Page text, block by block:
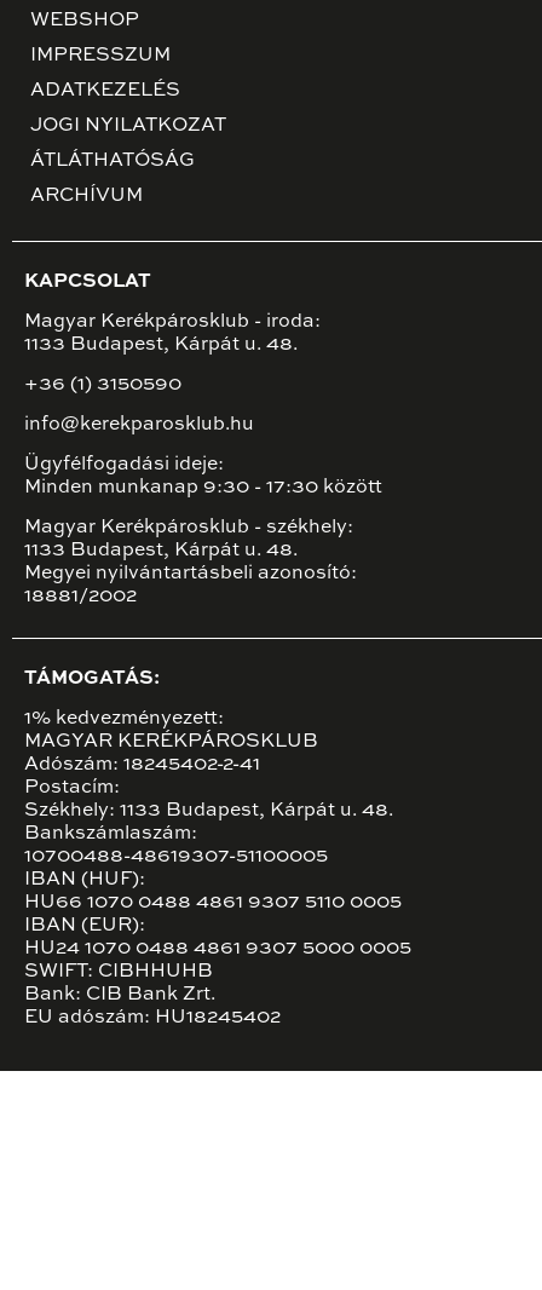
WEBSHOP
IMPRESSZUM
ADATKEZELÉS
JOGI NYILATKOZAT
ÁTLÁTHATÓSÁG
ARCHÍVUM
KAPCSOLAT
Magyar Kerékpárosklub - iroda:
1133 Budapest, Kárpát u. 48.
+36 (1) 3150590
info@kerekparosklub.hu
Ügyfélfogadási ideje:
Minden munkanap 9:30 - 17:30 között
Magyar Kerékpárosklub - székhely:
1133 Budapest, Kárpát u. 48.
Megyei nyilvántartásbeli azonosító:
18881/2002
TÁMOGATÁS:
1% kedvezményezett:
MAGYAR KERÉKPÁROSKLUB
Adószám: 18245402-2-41
Postacím:
Székhely: 1133 Budapest, Kárpát u. 48.
Bankszámlaszám:
10700488-48619307-51100005
IBAN (HUF):
HU66 1070 0488 4861 9307 5110 0005
IBAN (EUR):
HU24 1070 0488 4861 9307 5000 0005
SWIFT: CIBHHUHB
Bank: CIB Bank Zrt.
EU adószám: HU18245402